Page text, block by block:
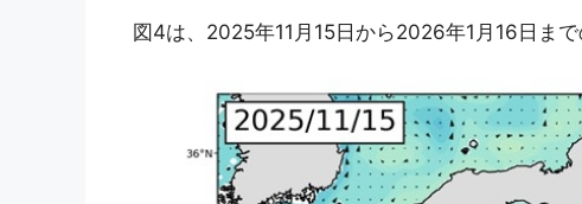
図4は、2025年11月15日から2026年1月16日ま